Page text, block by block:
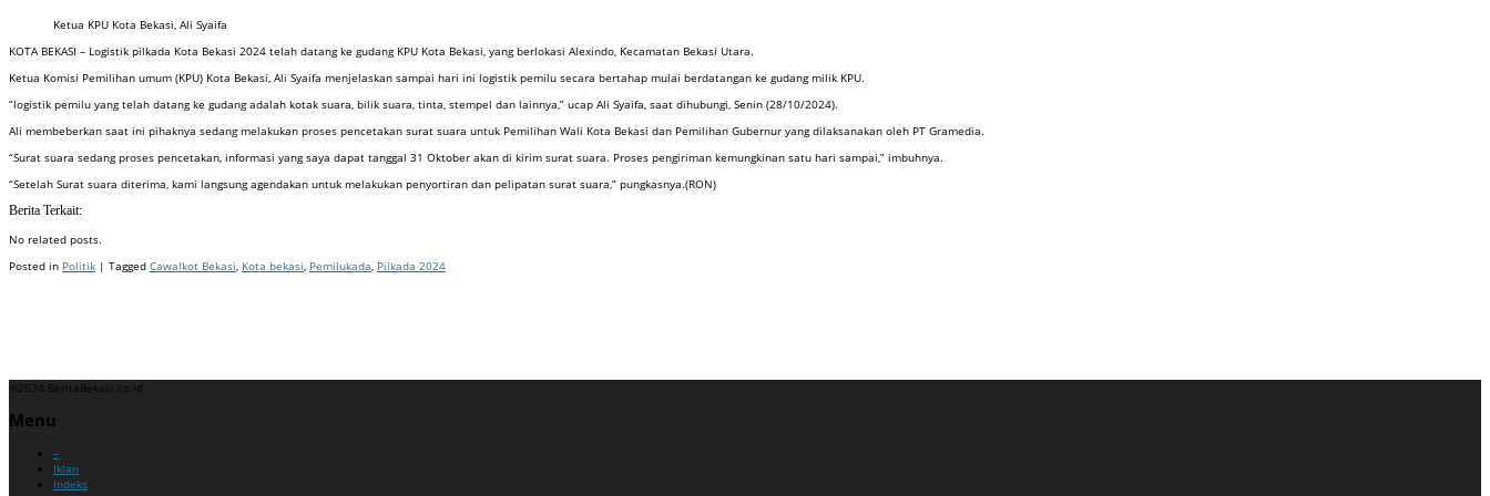
Ketua KPU Kota Bekasi, Ali Syaifa
KOTA BEKASI – Logistik pilkada Kota Bekasi 2024 telah datang ke gudang KPU Kota Bekasi, yang berlokasi Alexindo, Kecamatan Bekasi Utara.
Ketua Komisi Pemilihan umum (KPU) Kota Bekasi, Ali Syaifa menjelaskan sampai hari ini logistik pemilu secara bertahap mulai berdatangan ke gudang milik KPU.
“logistik pemilu yang telah datang ke gudang adalah kotak suara, bilik suara, tinta, stempel dan lainnya,” ucap Ali Syaifa, saat dihubungi, Senin (28/10/2024).
Ali membeberkan saat ini pihaknya sedang melakukan proses pencetakan surat suara untuk Pemilihan Wali Kota Bekasi dan Pemilihan Gubernur yang dilaksanakan oleh PT Gramedia.
“Surat suara sedang proses pencetakan, informasi yang saya dapat tanggal 31 Oktober akan di kirim surat suara. Proses pengiriman kemungkinan satu hari sampai,” imbuhnya.
“Setelah Surat suara diterima, kami langsung agendakan untuk melakukan penyortiran dan pelipatan surat suara,” pungkasnya.(RON)
Berita Terkait:
No related posts.
Posted in Politik | Tagged Cawalkot Bekasi, Kota bekasi, Pemilukada, Pilkada 2024
©2024 BeritaBekasi.co.id
Menu
–
Iklan
Indeks